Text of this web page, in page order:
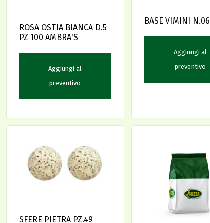
ROSA OSTIA BIANCA D.5
PZ 100 AMBRA'S
Aggiungi al
preventivo
BASE VIMINI N.06
Aggiungi al
preventivo
SFERE PIETRA PZ.49